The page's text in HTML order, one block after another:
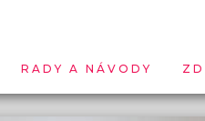
RADY A NÁVODY